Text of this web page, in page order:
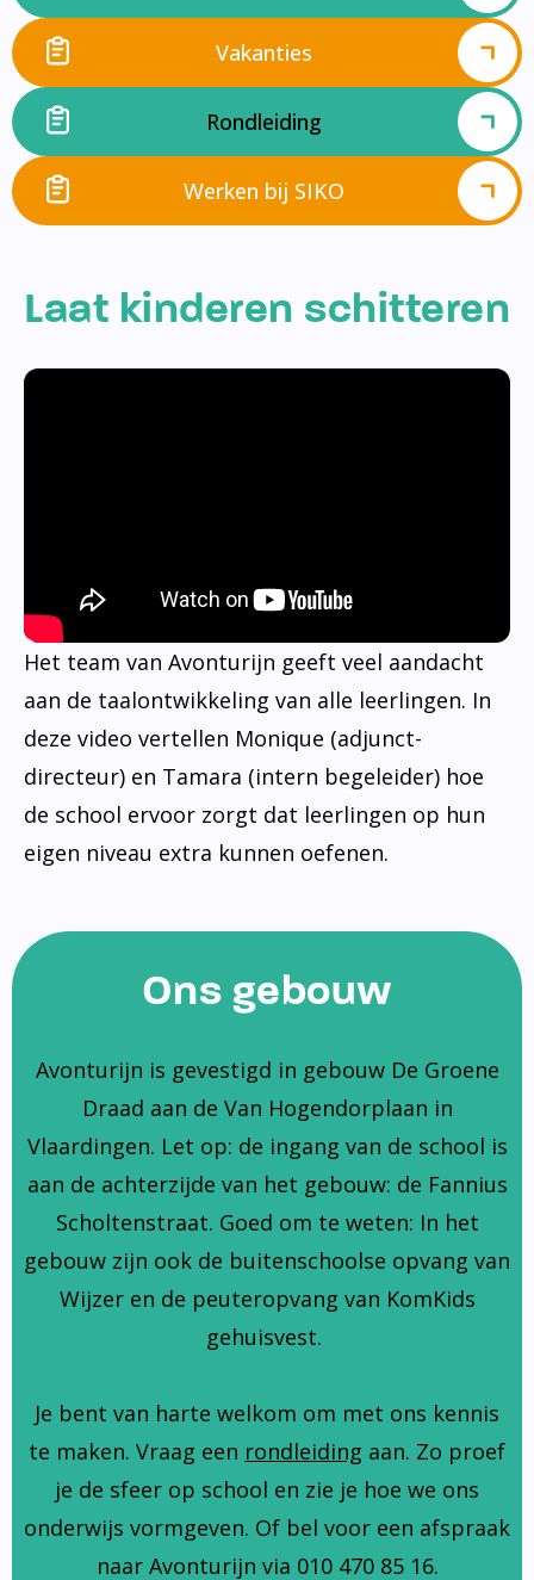
Vakanties
Rondleiding
Werken bij SIKO
Laat kinderen schitteren
Het team van Avonturijn geeft veel aandacht
aan de taalontwikkeling van alle leerlingen. In
deze video vertellen Monique (adjunct-
directeur) en Tamara (intern begeleider) hoe
de school ervoor zorgt dat leerlingen op hun
eigen niveau extra kunnen oefenen.
Ons gebouw
Avonturijn is gevestigd in gebouw De Groene
Draad aan de Van Hogendorplaan in
Vlaardingen. Let op: de ingang van de school is
aan de achterzijde van het gebouw: de Fannius
Scholtenstraat. Goed om te weten: In het
gebouw zijn ook de buitenschoolse opvang van
Wijzer en de peuteropvang van KomKids
gehuisvest.
Je bent van harte welkom om met ons kennis
te maken. Vraag een rondleiding aan. Zo proef
je de sfeer op school en zie je hoe we ons
onderwijs vormgeven. Of bel voor een afspraak
naar Avonturijn via 010 470 85 16.